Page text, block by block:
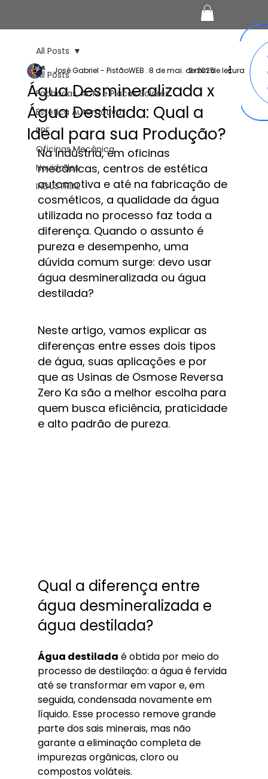
All Posts
Fachadas, ACM e Placas Solares
Estética Automotiva
PPF
Oficinas Mecânica
Novidades
INDUSTRIAL
All Posts
Água Desmineralizada x
Água Destilada: Qual a
Ideal para sua Produção?
José Gabriel - PistãoWEB .8 de mai. de 20252 min de leitura
Na indústria, em oficinas
mecânicas, centros de estética
automotiva e até na fabricação de
cosméticos, a qualidade da água
utilizada no processo faz toda a
diferença. Quando o assunto é
pureza e desempenho, uma
dúvida comum surge: devo usar
água desmineralizada ou água
destilada?
Neste artigo, vamos explicar as
diferenças entre esses dois tipos
de água, suas aplicações e por
que as Usinas de Osmose Reversa
Zero Ka são a melhor escolha para
quem busca eficiência, praticidade
e alto padrão de pureza.
Qual a diferença entre
água desmineralizada e
água destilada?
Água destilada é obtida por meio do
processo de destilação: a água é fervida
até se transformar em vapor e, em
seguida, condensada novamente em
líquido. Esse processo remove grande
parte dos sais minerais, mas não
garante a eliminação completa de
impurezas orgânicas, cloro ou
compostos voláteis.